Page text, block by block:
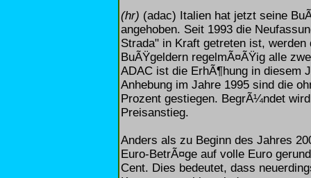
(hr) (adac) Italien hat jetzt seine
angehoben. Seit 1993 die
Strada" in Kraft getreten ist,
BuÃŸgeldern regelmÃ¤ÃŸig alle
ADAC ist die ErhÃ¶hung in diesem
Anhebung im Jahre 1995 sind die
Prozent gestiegen. BegrÃ¼ndet
Preisanstieg.
Anders als zu Beginn des Jahres
Euro-BetrÃ¤ge auf volle Euro
Cent. Dies bedeutet, dass